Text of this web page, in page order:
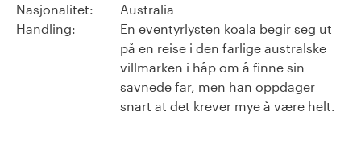
Nasjonalitet:
Australia
Handling:
En eventyrlysten koala begir seg ut
på en reise i den farlige australske
villmarken i håp om å finne sin
savnede far, men han oppdager
snart at det krever mye å være helt.